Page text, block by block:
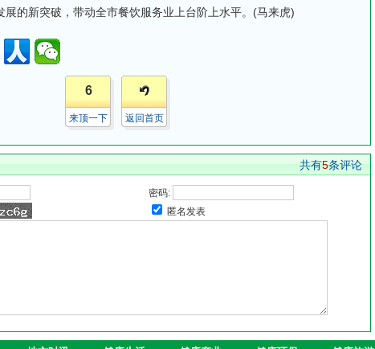
展的新突破，带动全市餐饮服务业上台阶上水平。(马来虎)
6
来顶一下 返回首页
共有5条评论
密码:
匿名发表